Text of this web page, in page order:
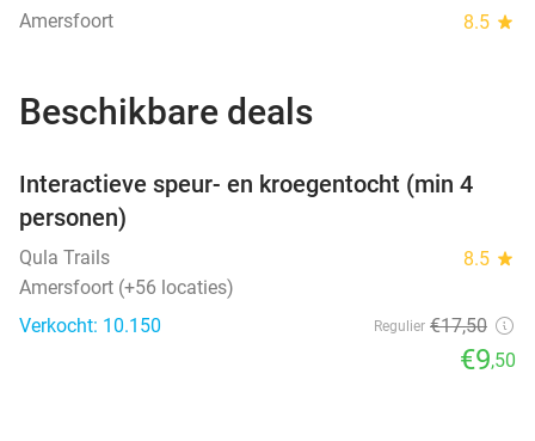
Amersfoort 8.5 star
Beschikbare deals
Interactieve speur- en kroegentocht (min 4
personen)
Qula Trails 8.5 star
Amersfoort (+56 locaties)
Verkocht: 10.150
Regulier €17,50
€9,50